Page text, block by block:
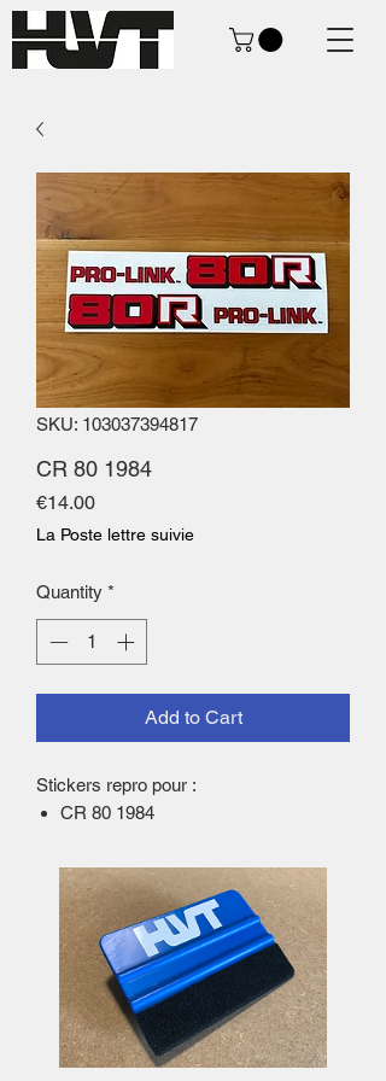
SKU: 103037394817
CR 80 1984
€14.00Price
La Poste lettre suivie
Quantity *
Add to Cart
Stickers repro pour :
CR 80 1984